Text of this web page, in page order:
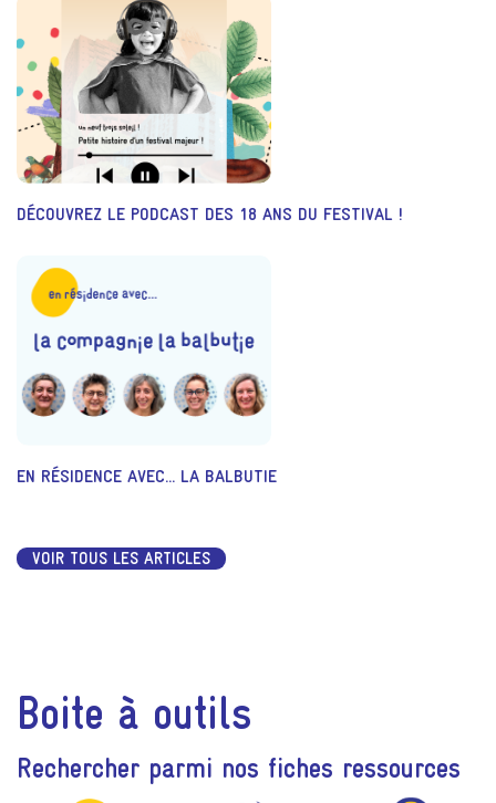
DÉCOUVREZ LE PODCAST DES 18 ANS DU FESTIVAL !
EN RÉSIDENCE AVEC... LA BALBUTIE
VOIR TOUS LES ARTICLES
Boite à outils
Rechercher parmi nos fiches ressources